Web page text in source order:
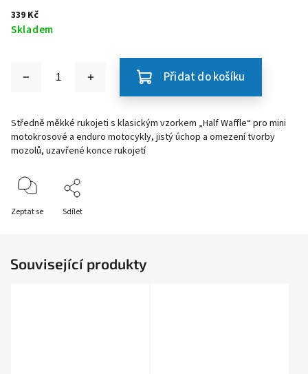
339 Kč
Skladem
Přidat do košíku
Středně měkké rukojeti s klasickým vzorkem „Half Waffle“ pro mini
motokrosové a enduro motocykly, jistý úchop a omezení tvorby
mozolů, uzavřené konce rukojetí
Zeptat se Sdílet
Související produkty